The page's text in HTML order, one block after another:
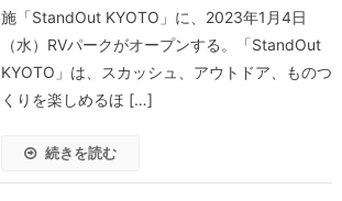
施「StandOut KYOTO」に、2023年1月4日
（水）RVパークがオープンする。「StandOut
KYOTO」は、スカッシュ、アウトドア、ものつ
くりを楽しめるほ […]
続きを読む